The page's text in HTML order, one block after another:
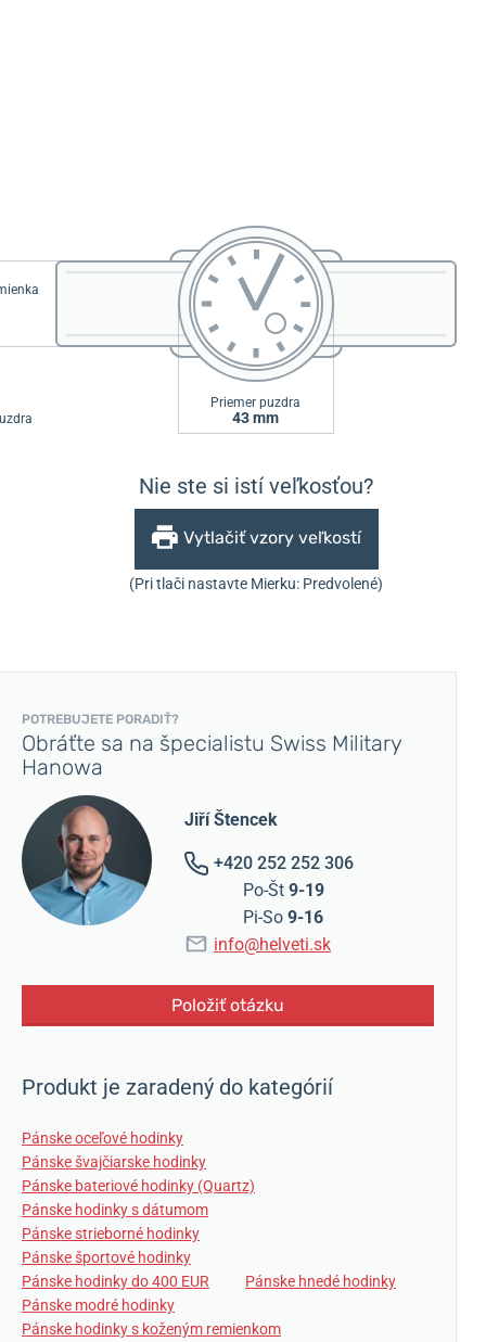
Priemer puzdra
43 mm
Nie ste si istí veľkosťou?
Vytlačiť vzory veľkostí
(Pri tlači nastavte Mierku: Predvolené)
POTREBUJETE PORADIŤ?
Obráťte sa na špecialistu Swiss Military
Hanowa
Jiří Štencek
+420 252 252 306
Po-Št 9-19
Pi-So 9-16
info@helveti.sk
Položiť otázku
Produkt je zaradený do kategórií
Pánske oceľové hodinky
Pánske švajčiarske hodinky
Pánske bateriové hodinky (Quartz)
Pánske hodinky s dátumom
Pánske strieborné hodinky
Pánske športové hodinky
Pánske hodinky do 400 EUR
Pánske hnedé hodinky
Pánske modré hodinky
Pánske hodinky s koženým remienkom